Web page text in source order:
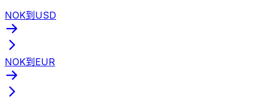
NOK到USD
NOK到EUR